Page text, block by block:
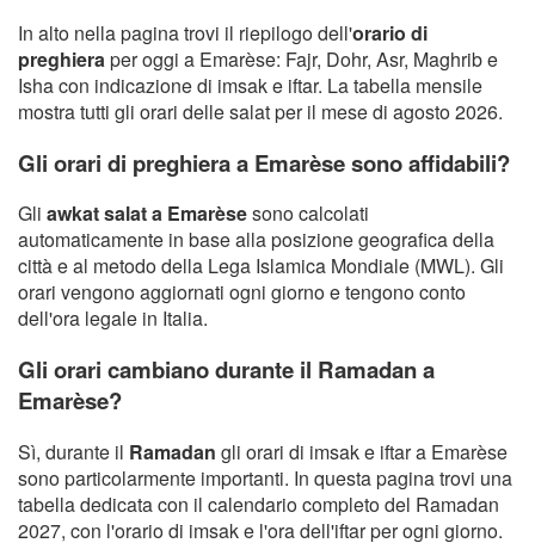
In alto nella pagina trovi il riepilogo dell'orario di
preghieraper oggi a Emarèse: Fajr, Dohr, Asr, Maghrib e
Isha con indicazione di imsak e iftar. La tabella mensile
mostra tutti gli orari delle salat per il mese di agosto 2026.
Gli orari di preghiera a Emarèse sono affidabili?
Gli awkat salat a Emarèsesono calcolati
automaticamente in base alla posizione geografica della
città e al metodo della Lega Islamica Mondiale (MWL). Gli
orari vengono aggiornati ogni giorno e tengono conto
dell'ora legale in Italia.
Gli orari cambiano durante il Ramadan a
Emarèse?
Sì, durante il Ramadan gli orari di imsak e iftar a Emarèse
sono particolarmente importanti. In questa pagina trovi una
tabella dedicata con il calendario completo del Ramadan
2027, con l'orario di imsak e l'ora dell'iftar per ogni giorno.